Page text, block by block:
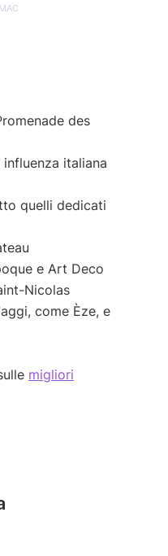
des
italiana
quelli dedicati
e Art Deco
Nicolas
come Èze, e
migliori